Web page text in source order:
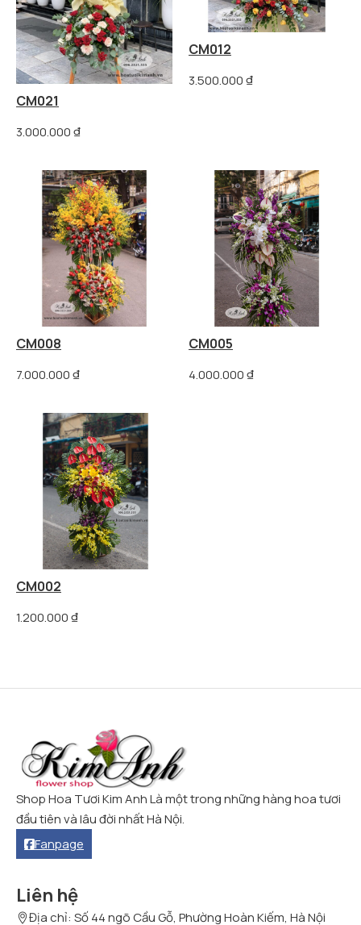
CM021
3.000.000₫
CM012
3.500.000₫
CM008
7.000.000₫
CM005
4.000.000₫
CM002
1.200.000₫
Shop Hoa Tươi Kim Anh Là một trong những hàng hoa tươi
đầu tiên và lâu đời nhất Hà Nội.
Fanpage
Liên hệ
Địa chỉ: Số 44 ngõ Cầu Gỗ, Phường Hoàn Kiếm, Hà Nội